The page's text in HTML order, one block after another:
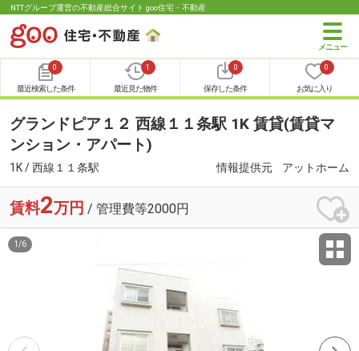
NTTグループ運営の不動産総合サイト goo住宅・不動産
0
最近検索した条件
1
最近見た物件
0
保存した条件
0
お気に入り
グランドピア１２ 西線１１条駅 1K 賃貸(賃貸マ
ンション・アパート)
1K / 西線１１条駅 情報提供元 アットホーム
賃料2万円 / 管理費等2000円
1 /6